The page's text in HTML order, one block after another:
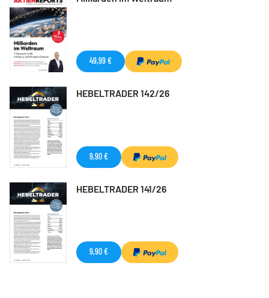
49,99 €
HEBELTRADER 142/26
9,90 €
HEBELTRADER 141/26
9,90 €